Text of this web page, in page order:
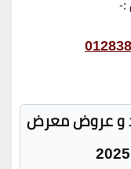
و عروض معرض